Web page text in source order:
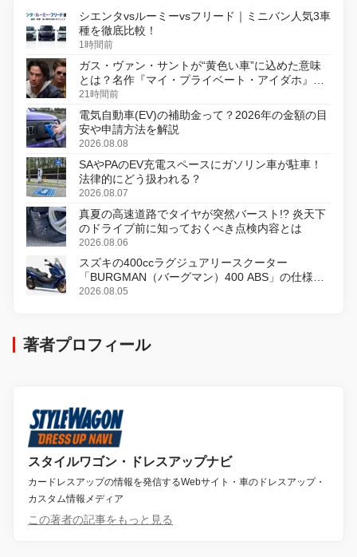
シエンタvsルーミーvsフリード｜ミニバン人気3車
種を徹底比較！
1時間前
ガス・ヴァン・サントが“黄色い車”に込めた意味
とは？名作『マイ・プライベート・アイダホ』が
初のデジタルリマスター版で復活
21時間前
電気自動車(EV)の補助金って？2026年の金額の目
安や申請方法を解説
2026.08.08
SAやPAのEV充電スペースにガソリン車が駐車！
法律的にどう扱われる？
2026.08.07
真夏の高速道路でタイヤが突然バースト!? 炎天下
のドライブ前に知っておくべき点検内容とは
2026.08.06
スズキの400ccラグジュアリースクーター
「BURGMAN（バーグマン）400 ABS」の仕様を
変更し、8月18日に発売
2026.08.05
著者プロフィール
スタイルワゴン・ドレスアップナビ
カードレスアップの情報を発信するWebサイト・車のドレスアップ・
カスタム情報メディア
この著者の記事をもっと見る